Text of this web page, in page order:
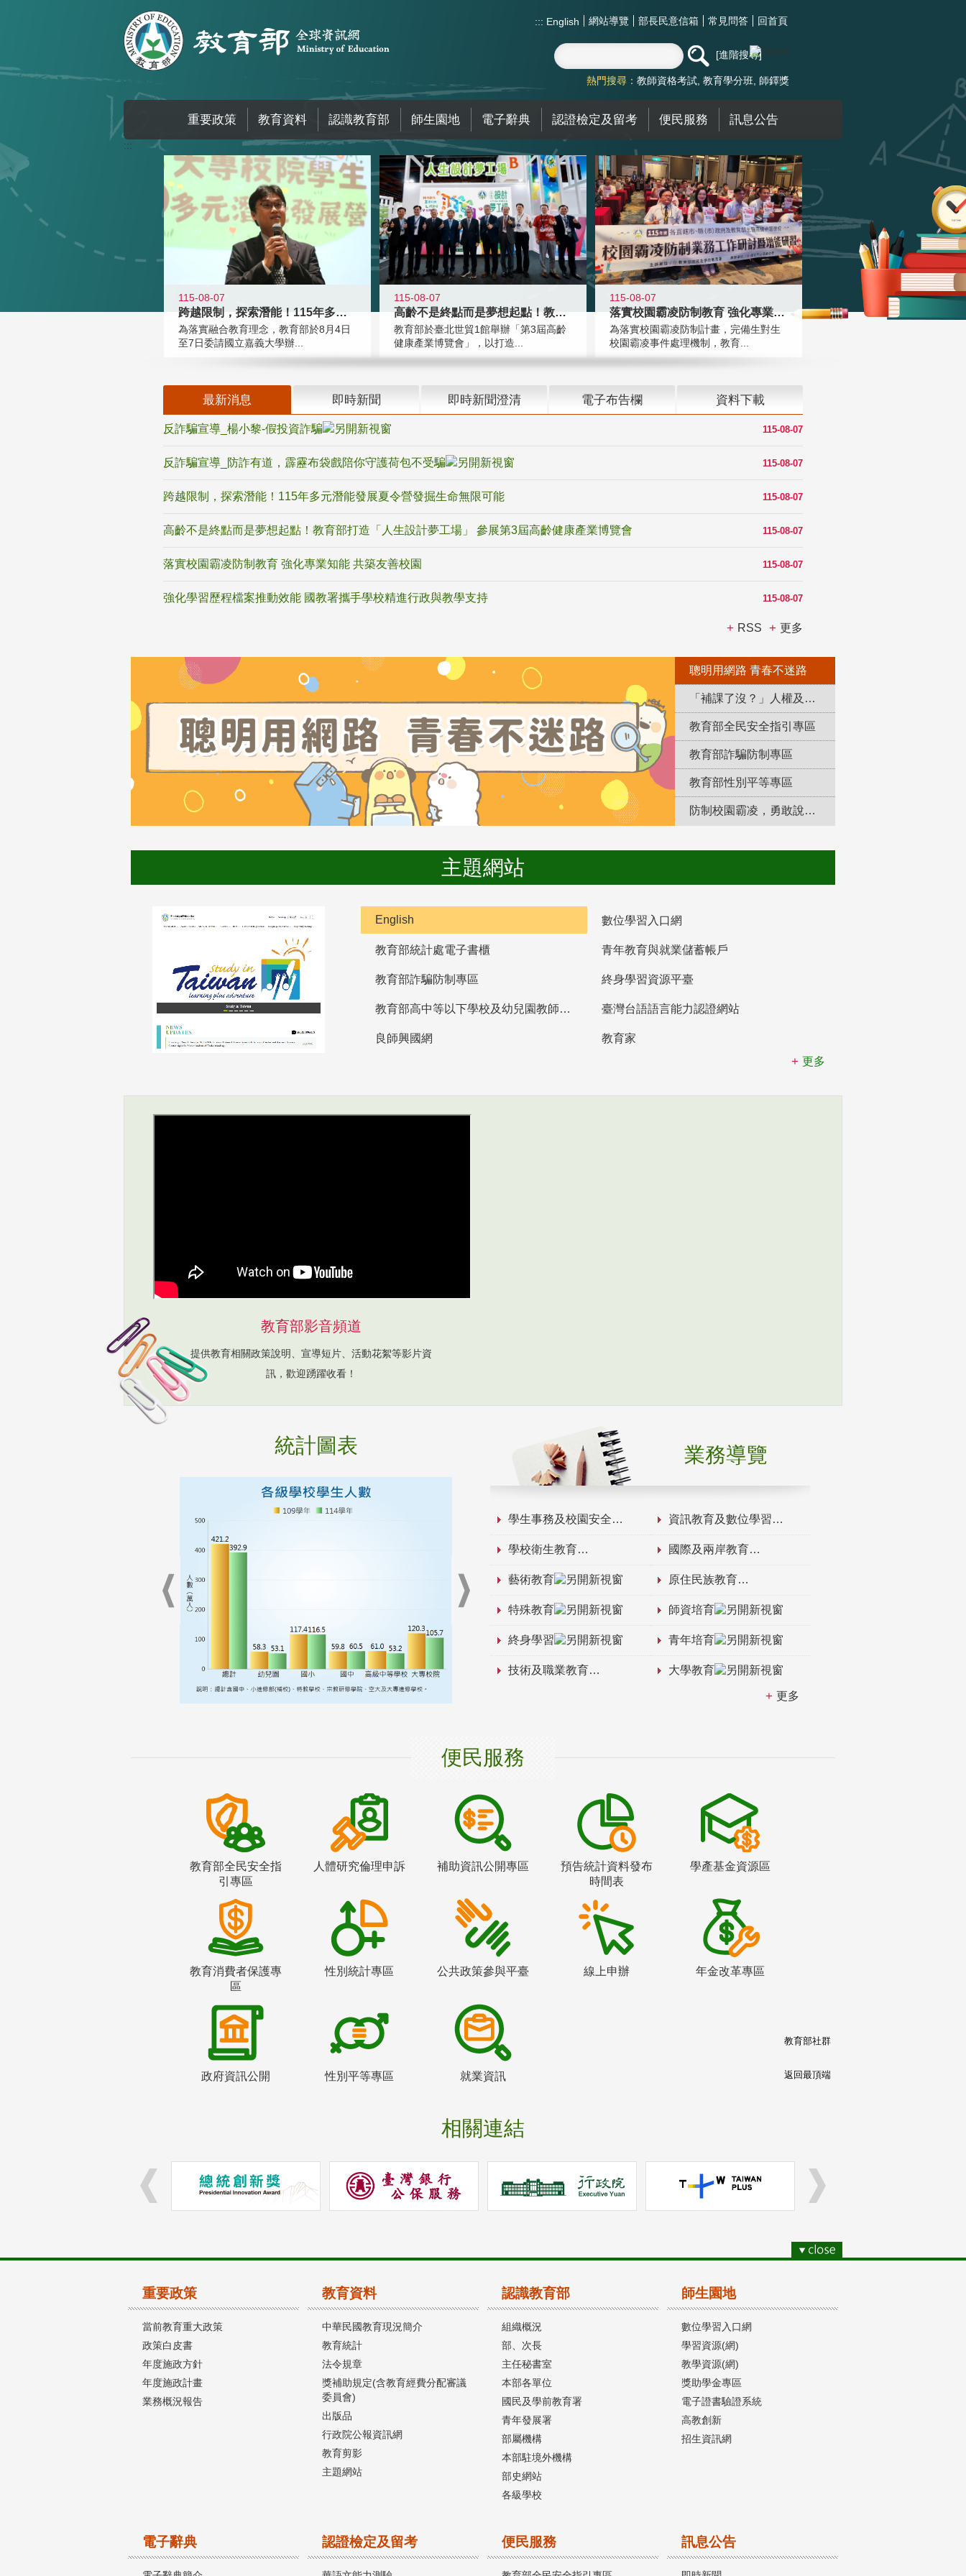
::: English 網站導覽 部長民意信箱 常見問答 回首頁
進階搜尋
熱門搜尋： 教師資格考試 教育學分班 師鐸獎
重要政策 教育資料 認識教育部 師生園地 電子辭典 認證檢定及留考 便民服務 訊息公告
:::
115-08-07
跨越限制，探索潛能！115年多元潛
為落實融合教育理念，教育部於8月4日
至7日委請國立嘉義大學辦...
115-08-07
高齡不是終點而是夢想起點！教育部打
教育部於臺北世貿1館舉辦「第3屆高齡
健康產業博覽會」，以打造...
115-08-07
落實校園霸凌防制教育 強化專業知能
為落實校園霸凌防制計畫，完備生對生
校園霸凌事件處理機制，教育...
最新消息 即時新聞 即時新聞澄清 電子布告欄 資料下載
115-08-07
反詐騙宣導_楊小黎-假投資詐騙
115-08-07
反詐騙宣導_防詐有道，霹靂布袋戲陪你守護荷包不受騙
115-08-07
跨越限制，探索潛能！115年多元潛能發展夏令營發掘生命無限可能
115-08-07
高齡不是終點而是夢想起點！教育部打造「人生設計夢工場」 參展第3屆高齡健康產業博覽會
115-08-07
落實校園霸凌防制教育 強化專業知能 共築友善校園
115-08-07
強化學習歷程檔案推動效能 國教署攜手學校精進行政與教學支持
RSS 更多
聰明用網路 青春不迷路
「補課了沒？」人權及轉型正義教育專區
教育部全民安全指引專區
教育部詐騙防制專區
教育部性別平等專區
防制校園霸凌，勇敢說出來！
主題網站
English 數位學習入口網
教育部統計處電子書櫃 青年教育與就業儲蓄帳戶
教育部詐騙防制專區 終身學習資源平臺
教育部高中等以下學校及幼兒園教師資格檢定考試 臺灣台語語言能力認證網站
良師興國網
教育家
更多
教育部影音頻道
提供教育相關政策說明、宣導短片、活動花絮等影片資
訊，歡迎踴躍收看！
統計圖表 業務導覽
學生事務及校園安全 資訊教育及數位學習
學校衛生教育 國際及兩岸教育
藝術教育 原住民族教育
特殊教育 師資培育
終身學習 青年培育
技術及職業教育 大學教育
更多
便民服務
教育部全民安全指
引專區
人體研究倫理申訴 補助資訊公開專區
預告統計資料發布
時間表
學產基金資源區
教育消費者保護專
區
性別統計專區 公共政策參與平臺 線上申辦 年金改革專區
政府資訊公開 性別平等專區 就業資訊
相關連結
教育部社群
返回最頂端
重要政策
當前教育重大政策
政策白皮書
年度施政方針
年度施政計畫
業務概況報告
教育資料
中華民國教育現況簡介
教育統計
法令規章
獎補助規定(含教育經費分配審議
委員會)
出版品
行政院公報資訊網
教育剪影
主題網站
認識教育部
組織概況
部、次長
主任秘書室
本部各單位
國民及學前教育署
青年發展署
部屬機構
本部駐境外機構
部史網站
各級學校
師生園地
數位學習入口網
學習資源(網)
教學資源(網)
獎助學金專區
電子證書驗證系統
高教創新
招生資訊網
電子辭典 認證檢定及留考 便民服務 訊息公告